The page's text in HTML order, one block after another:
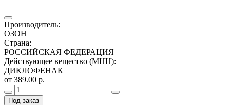
Производитель:
ОЗОН
Страна:
РОССИЙСКАЯ ФЕДЕРАЦИЯ
Действующее вещество (МНН):
ДИКЛОФЕНАК
от 389.00 р.
Под заказ